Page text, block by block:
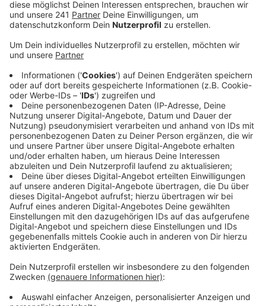
Anzeige
Kreisbrandmeister Peter Jonas sagte uns, dass es
zwar 45 Flächen-, dafür aber keinen großen Waldbrand
in diesem Jahr gegeben hat. Abgesehen vom
Großbrand im Hohen Venn: Da brannten im Mai auf
belgischer Seite rund 170 Hektar Moor, auch Einheiten
aus dem Kreis Euskirchen waren bei den Löscharbeiten
beteiligt. Auch wenn es ansonsten in diesem Jahr
keine größeren Flächenbrände bei uns gegeben habe -
mit Blick in die Zukunft und den anhaltenden
Klimawandel müsse man sich auf solche Szenarien
vorbereiten, so Jonas. Der Kreisbrandmeister nennt als
Beispiel etwa Personalfortbildungen aber auch die
Anschaffung von beispielsweise geländegängigen
Tanklöschfahrzeugen. Um Waldbrände künftig
zukunftsorientierte Waldbewirtschaftung notwendig.
Etwa durch ständig gefüllte Löschwasserreservoirs in
und um die Wälder herum.